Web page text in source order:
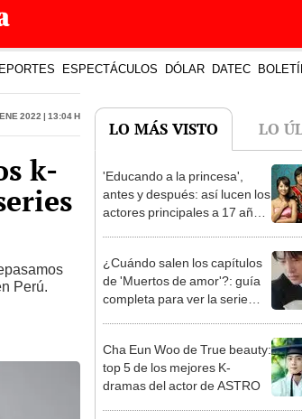
ESPECTÁCULOS DÓLAR DATEC
2022 | 13:04 h
k-
Perú.
LO MÁS VISTO LO
'Educando a la princesa',
antes y después: así lucen los
actores principales a 17 años
¿Cuándo salen los capítulos
de 'Muertos de amor'?: guía
completa para ver la serie
Cha Eun Woo de True beauty:
top 5 de los mejores K-
dramas del actor de ASTRO